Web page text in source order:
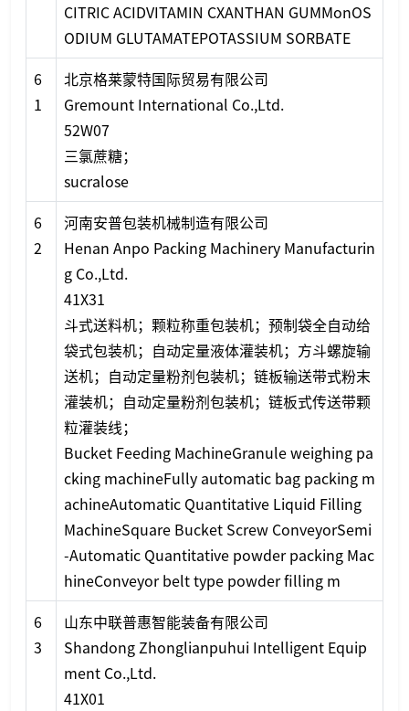
CITRIC ACIDVITAMIN CXANTHAN GUMMonOS
ODIUM GLUTAMATEPOTASSIUM SORBATE
6
1
北京格莱蒙特国际贸易有限公司
Gremount International Co.,Ltd.
52W07
三氯蔗糖；
sucralose
6
2
河南安普包装机械制造有限公司
Henan Anpo Packing Machinery Manufacturin
g Co.,Ltd.
41X31
斗式送料机；颗粒称重包装机；预制袋全自动给
袋式包装机；自动定量液体灌装机；方斗螺旋输
送机；自动定量粉剂包装机；链板输送带式粉末
灌装机；自动定量粉剂包装机；链板式传送带颗
粒灌装线；
Bucket Feeding MachineGranule weighing pa
cking machineFully automatic bag packing m
achineAutomatic Quantitative Liquid Filling
MachineSquare Bucket Screw ConveyorSemi
-Automatic Quantitative powder packing Mac
hineConveyor belt type powder filling m
6
3
山东中联普惠智能装备有限公司
Shandong Zhonglianpuhui Intelligent Equip
ment Co.,Ltd.
41X01